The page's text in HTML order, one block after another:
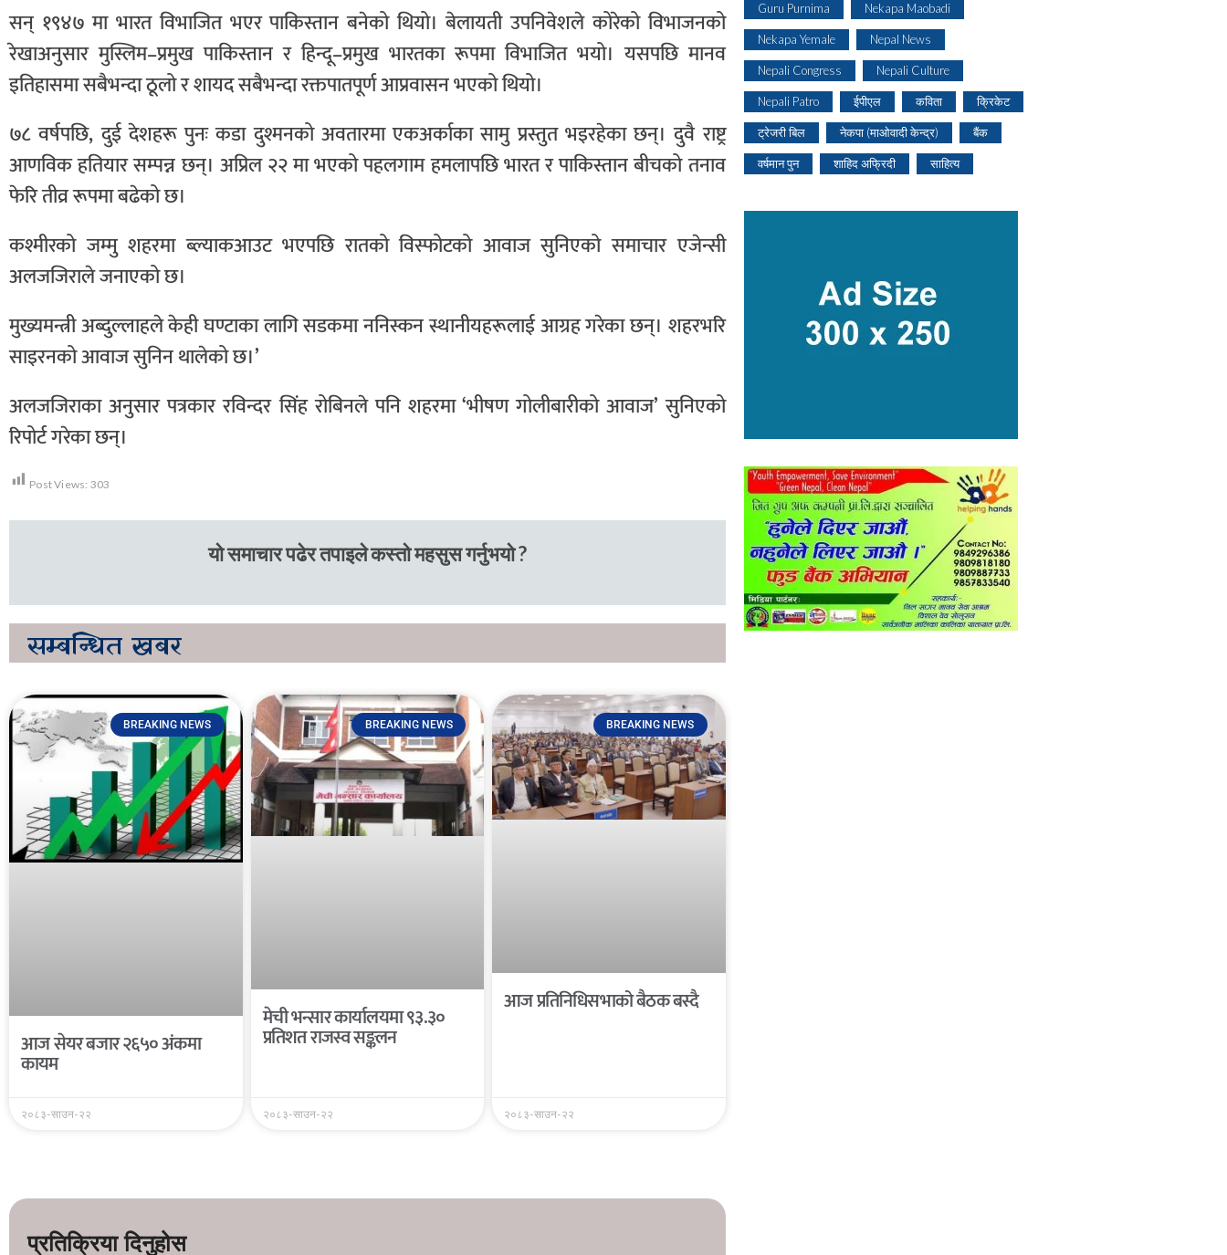
सन् १९४७ मा भारत विभाजित भएर पाकिस्तान बनेको थियो। बेलायती उपनिवेशले कोरेको विभाजनको
रेखाअनुसार मुस्लिम–प्रमुख पाकिस्तान र हिन्दू–प्रमुख भारतका रूपमा विभाजित भयो। यसपछि मानव
इतिहासमा सबैभन्दा ठूलो र शायद सबैभन्दा रक्तपातपूर्ण आप्रवासन भएको थियो।
७८ वर्षपछि, दुई देशहरू पुनः कडा दुश्मनको अवतारमा एकअर्काका सामु प्रस्तुत भइरहेका छन्। दुवै राष्ट्र
आणविक हतियार सम्पन्न छन्। अप्रिल २२ मा भएको पहलगाम हमलापछि भारत र पाकिस्तान बीचको तनाव
फेरि तीव्र रूपमा बढेको छ।
कश्मीरको जम्मु शहरमा ब्ल्याकआउट भएपछि रातको विस्फोटको आवाज सुनिएको समाचार एजेन्सी
अलजजिराले जनाएको छ।
मुख्यमन्त्री अब्दुल्लाहले केही घण्टाका लागि सडकमा ननिस्कन स्थानीयहरूलाई आग्रह गरेका छन्। शहरभरि
साइरनको आवाज सुनिन थालेको छ।’
अलजजिराका अनुसार पत्रकार रविन्दर सिंह रोबिनले पनि शहरमा ‘भीषण गोलीबारीको आवाज’ सुनिएको
रिपोर्ट गरेका छन्।
Post Views: 303
यो समाचार पढेर तपाइले कस्तो महसुस गर्नुभयो ?
सम्बन्धित खबर
BREAKING NEWS
आज सेयर बजार २६५० अंकमा
कायम
२०८३-साउन-२२
BREAKING NEWS
मेची भन्सार कार्यालयमा ९३.३०
प्रतिशत राजस्व सङ्कलन
२०८३-साउन-२२
BREAKING NEWS
आज प्रतिनिधिसभाको बैठक बस्दै
२०८३-साउन-२२
Guru Purnima Nekapa Maobadi
Nekapa Yemale Nepal News
Nepali Congress Nepali Culture
Nepali Patro ईपीएल कविता क्रिकेट
ट्रेजरी बिल नेकपा (माओवादी केन्द्र) बैंक
वर्षमान पुन शाहिद अफ्रिदी साहित्य